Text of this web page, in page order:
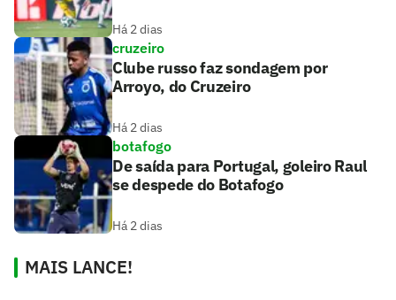
Há 2 dias
cruzeiro
Clube russo faz sondagem por
Arroyo, do Cruzeiro
Há 2 dias
botafogo
De saída para Portugal, goleiro Raul
se despede do Botafogo
Há 2 dias
MAIS LANCE!